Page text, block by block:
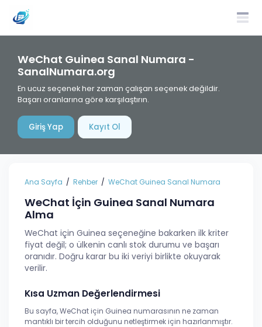
WeChat Guinea Sanal Numara -
SanalNumara.org
En ucuz seçenek her zaman çalışan seçenek değildir.
Başarı oranlarına göre karşılaştırın.
Giriş Yap Kayıt Ol
Ana Sayfa Rehber WeChat Guinea Sanal Numara
WeChat İçin Guinea Sanal Numara
Alma
WeChat için Guinea seçeneğine bakarken ilk kriter
fiyat değil; o ülkenin canlı stok durumu ve başarı
oranıdır. Doğru karar bu iki veriyi birlikte okuyarak
verilir.
Kısa Uzman Değerlendirmesi
Bu sayfa, WeChat için Guinea numarasının ne zaman
mantıklı bir tercih olduğunu netleştirmek için hazırlanmıştır.